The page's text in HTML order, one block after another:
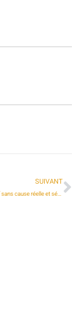
SUIVANT
Licenciement abusif sans cause réelle et sérieuse : que faire ?